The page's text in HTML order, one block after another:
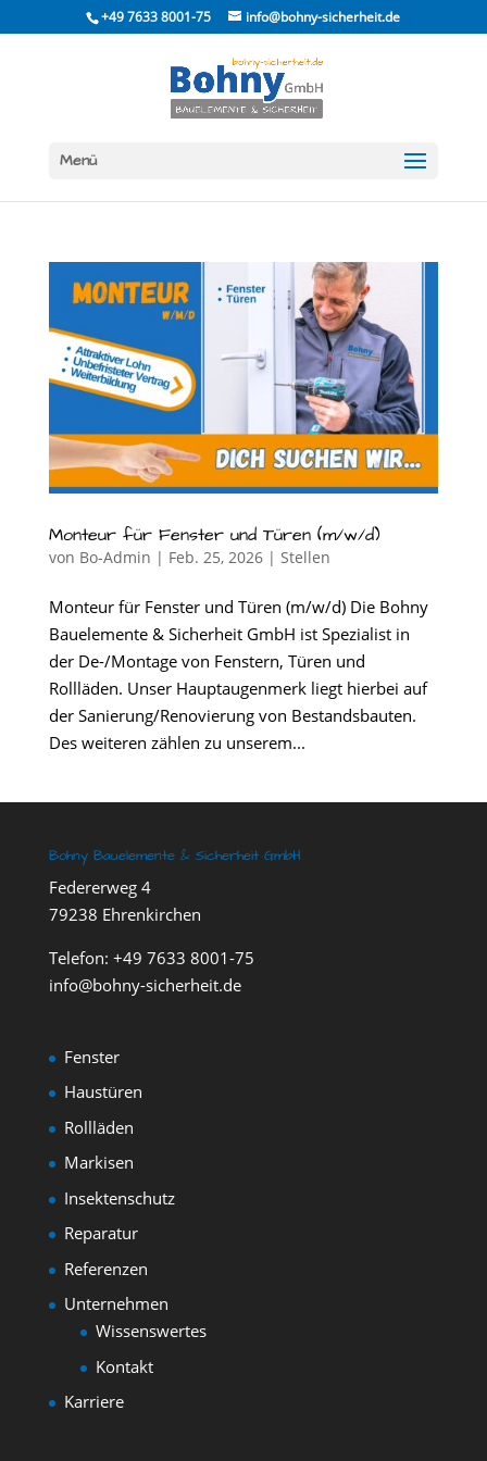
to
+49 7633 8001-75 info@bohny-sicherheit.de
Menü
Monteur für Fenster und Türen (m/w/d)
von Bo-Admin | Feb. 25, 2026| Stellen
Monteur für Fenster und Türen (m/w/d) Die Bohny
Bauelemente & Sicherheit GmbH ist Spezialist in
der De-/Montage von Fenstern, Türen und
Rollläden. Unser Hauptaugenmerk liegt hierbei auf
der Sanierung/Renovierung von Bestandsbauten.
Des weiteren zählen zu unserem...
Bohny Bauelemente & Sicherheit GmbH
Federerweg 4
79238 Ehrenkirchen
Telefon: +49 7633 8001-75
info@bohny-sicherheit.de
Fenster
Haustüren
Rollläden
Markisen
Insektenschutz
Reparatur
Referenzen
Unternehmen
Wissenswertes
Kontakt
Karriere